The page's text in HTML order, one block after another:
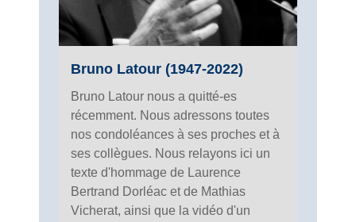
Bruno Latour (1947-2022)
Bruno Latour nous a quitté-es
récemment. Nous adressons toutes
nos condoléances à ses proches et à
ses collègues. Nous relayons ici un
texte d'hommage de Laurence
Bertrand Dorléac et de Mathias
Vicherat, ainsi que la vidéo d'un